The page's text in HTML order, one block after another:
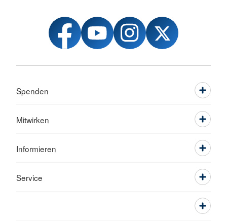
Spenden
Mitwirken
Informieren
Service